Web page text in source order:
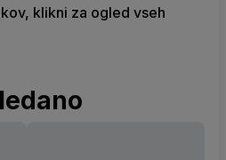
klikni za ogled vseh